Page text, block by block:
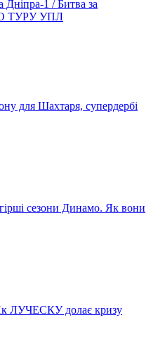
Дніпра-1 / Битва за
ТУРУ УПЛ
для Шахтаря, супердербі
сезони Динамо. Як вони
ЛУЧЕСКУ долає кризу